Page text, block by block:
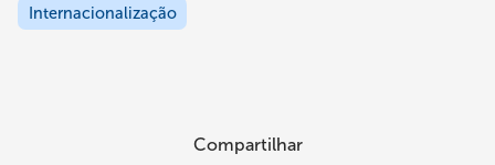
Internacionalização
Compartilhar